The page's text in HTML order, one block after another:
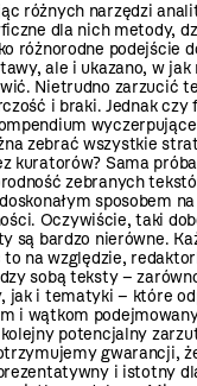
różnych narzędzi
dla nich metody,
różnorodne podejście
ale i ukazano, w jak
Nietrudno zarzucić
i braki. Jednak czy
zebrać wszystkie
kuratorów? Sama
zebranych
sposobem
Oczywiście, taki
są bardzo nierówne.
na względzie,
sobą teksty –
jak i tematyki – które
i wątkom
potencjalny
gwarancji,
i istotny